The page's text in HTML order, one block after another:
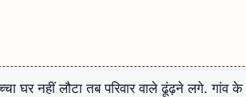
घर नहीं लौटा तब परिवार वाले ढूंढ़ने लगे.